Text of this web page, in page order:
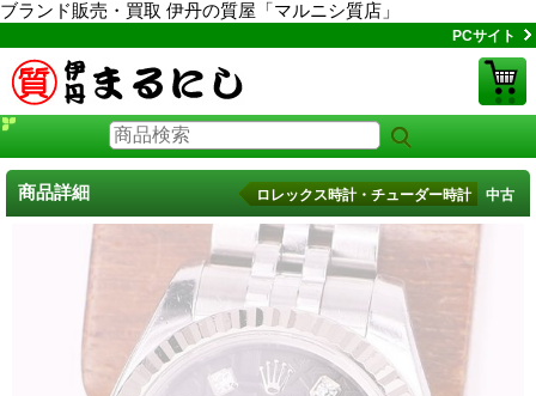
ブランド販売・買取 伊丹の質屋「マルニシ質店」
PCサイト
商品詳細 ロレックス時計・チューダー時計 中古